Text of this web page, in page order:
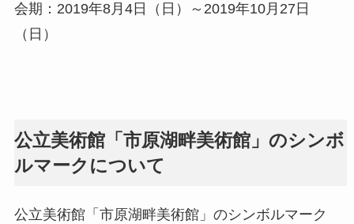
会期：2019年8月4日（日）～2019年10月27日
（日）
公立美術館「市原湖畔美術館」のシンボ
ルマークについて
公立美術館「市原湖畔美術館」のシンボルマーク